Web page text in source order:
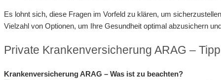
Es lohnt sich, diese Fragen im Vorfeld zu klären, um
Vielzahl von Optionen, um Ihre Gesundheit optimal abzusichern
Private Krankenversicherung ARAG –
Krankenversicherung ARAG – Was ist zu beachten?